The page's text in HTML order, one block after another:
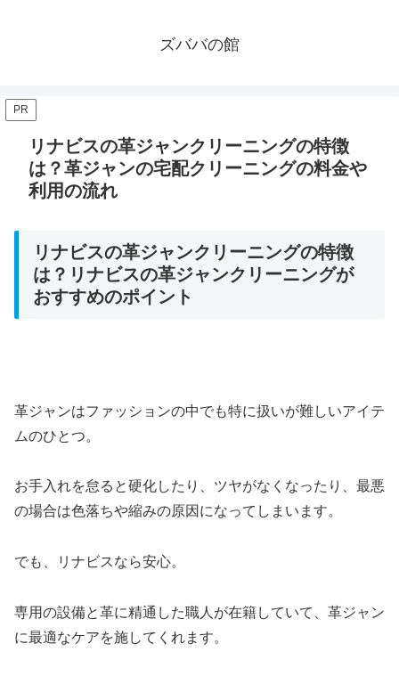
ズババの館
PR
リナビスの革ジャンクリーニングの特徴
は？革ジャンの宅配クリーニングの料金や
利用の流れ
リナビスの革ジャンクリーニングの特徴
は？リナビスの革ジャンクリーニングが
おすすめのポイント
革ジャンはファッションの中でも特に扱いが難しいアイテ
ムのひとつ。
お手入れを怠ると硬化したり、ツヤがなくなったり、最悪
の場合は色落ちや縮みの原因になってしまいます。
でも、リナビスなら安心。
専用の設備と革に精通した職人が在籍していて、革ジャン
に最適なケアを施してくれます。